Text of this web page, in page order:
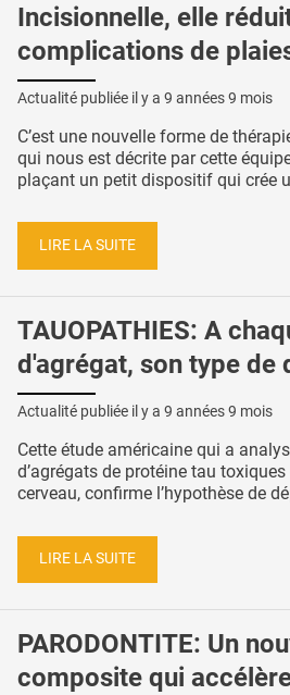
Incisionnelle, elle
complications de
Actualité publiée il y a 9 années 9 mois
C’est une nouvelle forme de
qui nous est décrite par cette
plaçant un petit dispositif qui crée
LIRE LA SUITE
TAUOPATHIES: A
d'agrégat, son type de
Actualité publiée il y a 9 années 9 mois
Cette étude américaine qui a
d’agrégats de protéine tau
cerveau, confirme l’hypothèse de
LIRE LA SUITE
PARODONTITE: Un
composite qui